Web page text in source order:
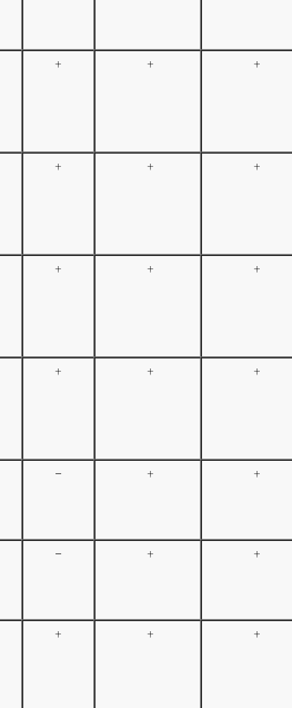
+ + +
+ + +
+ + +
+ + +
- + +
- + +
+ + +